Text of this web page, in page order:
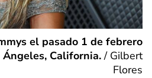
el pasado 1 de febrero
California./ Gilbert
Flores